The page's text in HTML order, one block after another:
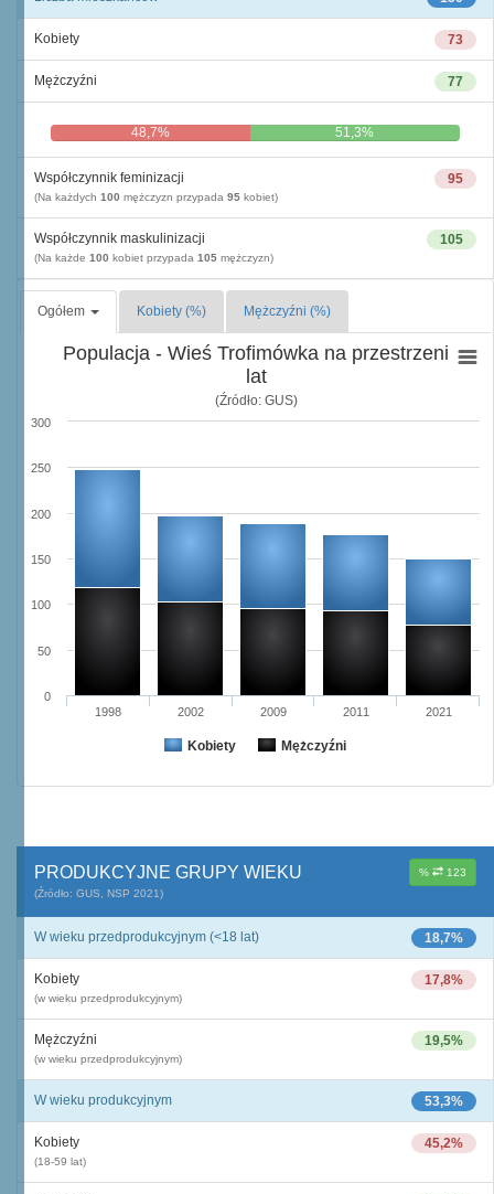
73
Kobiety
77
Mężczyźni
48,7% 51,3%
95
Współczynnik feminizacji
(Na każdych 100 mężczyzn przypada 95 kobiet)
105
Współczynnik maskulinizacji
(Na każde 100 kobiet przypada 105 mężczyzn)
Ogółem Kobiety (%) Mężczyźni (%)
Populacja - Wieś Trofimówka na przestrzeni
lat
(Źródło: GUS)
Kobiety Mężczyźni
1998 2002 2009 2011 2021
0
50
100
150
200
250
300
% 123
PRODUKCYJNE GRUPY WIEKU
(Źródło: GUS, NSP 2021)
18,7%
W wieku przedprodukcyjnym (<18 lat)
17,8%
Kobiety
(w wieku przedprodukcyjnym)
19,5%
Mężczyźni
(w wieku przedprodukcyjnym)
53,3%
W wieku produkcyjnym
45,2%
Kobiety
(18-59 lat)